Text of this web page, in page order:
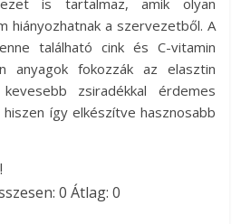
is tartalmaz, amik olyan
hiányozhatnak a szervezetből. A
található cink és C-vitamin
anyagok fokozzák az elasztin
zsiradékkal érdemes
így elkészítve hasznosabb
0 Átlag:0